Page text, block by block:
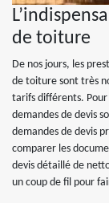
de toiture
De nos jours, les
de toiture sont très
tarifs différents.
demandes de devis
demandes de devis
comparer les
devis détaillé de
un coup de fil pour